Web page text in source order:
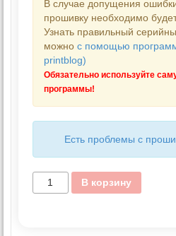
В случае допущения
прошивку необходимо
Узнать правильный
можно с помощью
printblog)
Обязательно используйте
программы!
Есть проблемы с
В корзину